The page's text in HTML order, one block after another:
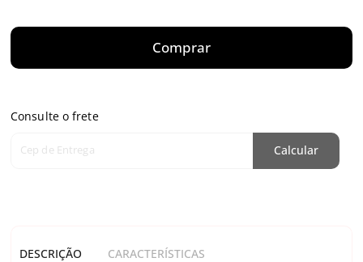
Comprar
Consulte o frete
Cep de Entrega Calcular
DESCRIÇÃO CARACTERÍSTICAS